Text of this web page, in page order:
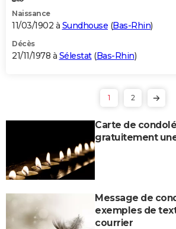
Naissance
11/03/1902 à Sundhouse (Bas-Rhin)
Décès
21/11/1978 à Sélestat(Bas-Rhin)
1 2
Carte de
gratuitement
Message de
exemples de
courrier